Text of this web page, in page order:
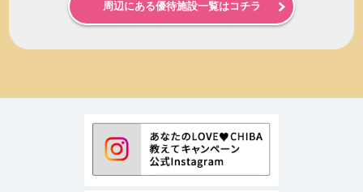
周辺にある優待施設一覧はコチラ